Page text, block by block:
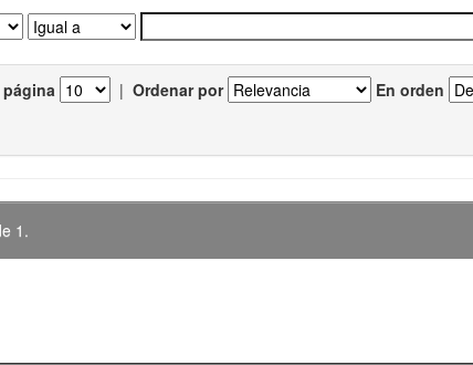
| Ordenar por En orden
1.